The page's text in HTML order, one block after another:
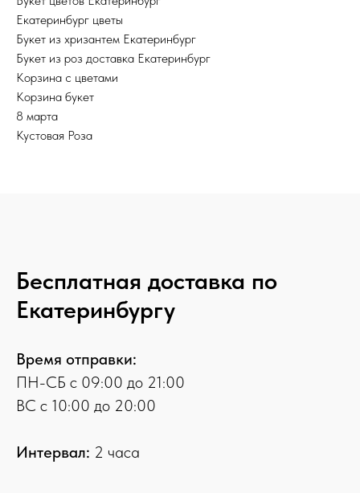
Екатеринбург цветы
Букет из хризантем Екатеринбург
Букет из роз доставка Екатеринбург
Корзина с цветами
Корзина букет
8 марта
Кустовая Роза
Бесплатная доставка по
Екатеринбургу
Время отправки:
ПН-СБ с 09:00 до 21:00
ВС с 10:00 до 20:00
Интервал: 2 часа